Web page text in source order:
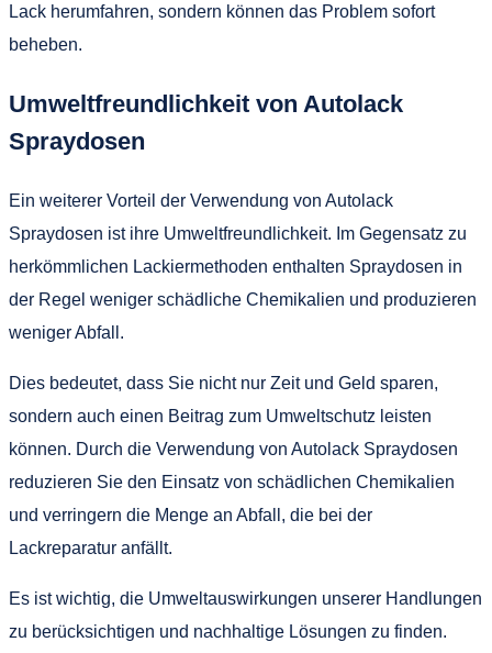
Lack herumfahren, sondern können das Problem sofort
beheben.
Umweltfreundlichkeit von Autolack
Spraydosen
Ein weiterer Vorteil der Verwendung von Autolack
Spraydosen ist ihre Umweltfreundlichkeit. Im Gegensatz zu
herkömmlichen Lackiermethoden enthalten Spraydosen in
der Regel weniger schädliche Chemikalien und produzieren
weniger Abfall.
Dies bedeutet, dass Sie nicht nur Zeit und Geld sparen,
sondern auch einen Beitrag zum Umweltschutz leisten
können. Durch die Verwendung von Autolack Spraydosen
reduzieren Sie den Einsatz von schädlichen Chemikalien
und verringern die Menge an Abfall, die bei der
Lackreparatur anfällt.
Es ist wichtig, die Umweltauswirkungen unserer Handlungen
zu berücksichtigen und nachhaltige Lösungen zu finden.